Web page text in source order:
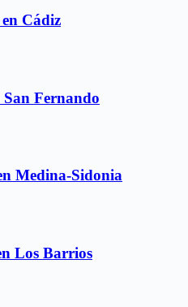
Cádiz
San Fernando
Medina-Sidonia
Los Barrios